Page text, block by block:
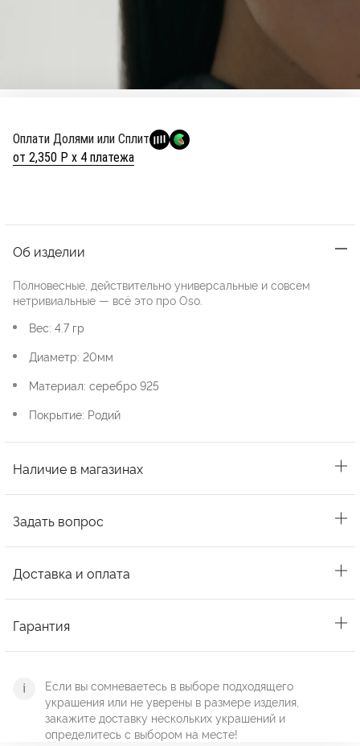
Оплати Долями или Сплит
от 2,350 Р х 4 платежа
Об изделии
Полновесные, действительно универсальные и совсем
нетривиальные — всё это про Oso.
Вес: 4.7 гр
Диаметр: 20мм
Материал: серебро 925
Покрытие: Родий
Наличие в магазинах
Задать вопрос
Доставка и оплата
Гарантия
Если вы сомневаетесь в выборе подходящего
украшения или не уверены в размере изделия,
закажите доставку нескольких украшений и
определитесь с выбором на месте!